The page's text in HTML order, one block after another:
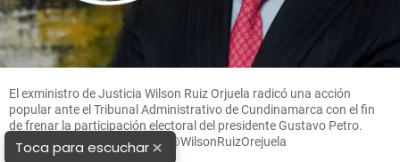
El exministro de Justicia Wilson Ruiz Orjuela radicó una acción
popular ante el Tribunal Administrativo de Cundinamarca con el fin
de frenar la participación electoral del presidente Gustavo Petro.
FOTO: Getty y redes sociales @WilsonRuizOrejuela
Toca para escuchar×